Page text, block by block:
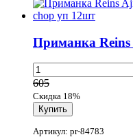
Приманка
605
Скидка 18%
Артикул: pr-84783